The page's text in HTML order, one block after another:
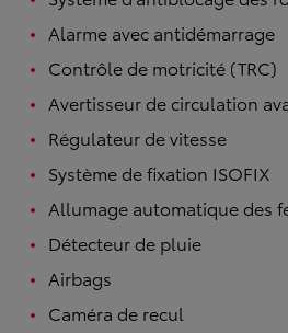
Alarme avec antidémarrage
Contrôle de motricité (TRC)
Avertisseur de circulation
Régulateur de vitesse
Système de fixation ISOFIX
Allumage automatique des
Détecteur de pluie
Airbags
Caméra de recul